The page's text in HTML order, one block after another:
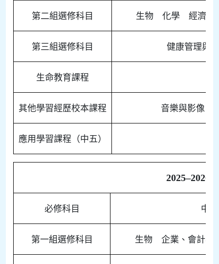
第二組選修科目 生物 化學 經濟
第三組選修科目 健康管理與
生命教育課程
其他學習經歷校本課程 音樂與影像
應用學習課程（中五）
2025–2026
必修科目 中
第一組選修科目 生物 企業、會計